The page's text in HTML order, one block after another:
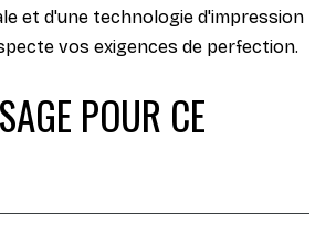
et d'une technologie d'impression
vos exigences de perfection.
POUR CE